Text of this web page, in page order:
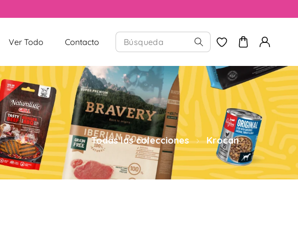
Ver Todo Contacto
Todas las colecciones Krocan